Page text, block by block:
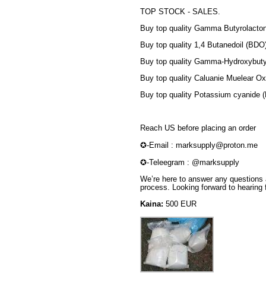
TOP STOCK - SALES.
Buy top quality Gamma
Buy top quality 1,4 Butanedoil
Buy top quality Gamma-
Buy top quality Caluanie Muelear
Buy top quality Potassium cyanide
Reach US before placing an order
✪-Email : marksupply@proton.me
✪-Teleegram : @marksupply
We’re here to answer any
process. Looking forward to hearing
Kaina: 500 EUR